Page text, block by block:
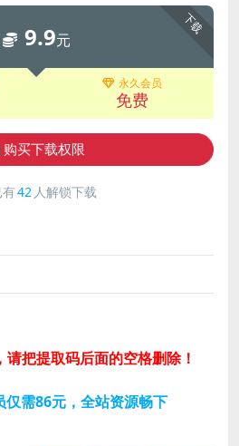
下载
9.9元
永久会员
免费
购买下载权限
有42 人解锁下载
把提取码后面的空格删除！
仅需86元，全站资源畅下